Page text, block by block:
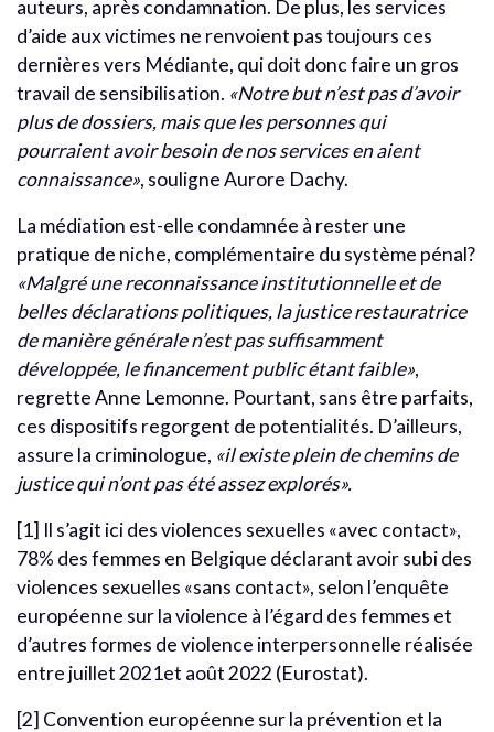
auteurs, après condamnation. De plus, les services
d’aide aux victimes ne renvoient pas toujours ces
dernières vers Médiante, qui doit donc faire un gros
travail de sensibilisation. «Notre but n’est pas d’avoir
plus de dossiers, mais que les personnes qui
pourraient avoir besoin de nos services en aient
connaissance», souligne Aurore Dachy.
La médiation est-elle condamnée à rester une
pratique de niche, complémentaire du système pénal?
«Malgré une reconnaissance institutionnelle et de
belles déclarations politiques, la justice restauratrice
de manière générale n’est pas suffisamment
développée, le financement public étant faible»,
regrette Anne Lemonne. Pourtant, sans être parfaits,
ces dispositifs regorgent de potentialités. D’ailleurs,
assure la criminologue, «il existe plein de chemins de
justice qui n’ont pas été assez explorés».
[1] Il s’agit ici des violences sexuelles «avec contact»,
78% des femmes en Belgique déclarant avoir subi des
violences sexuelles «sans contact», selon l’enquête
européenne sur la violence à l’égard des femmes et
d’autres formes de violence interpersonnelle réalisée
entre juillet 2021et août 2022 (Eurostat).
[2] Convention européenne sur la prévention et la